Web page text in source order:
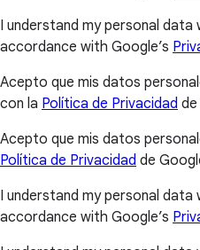
I understand my personal data
accordance with Google’s
Acepto que mis datos
con la Política de Privacidad
Acepto que mis datos
Política de Privacidad de
I understand my personal data
accordance with Google’s